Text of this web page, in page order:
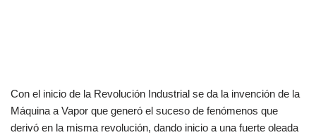
Con el inicio de la Revolución Industrial se da la invención de la
Máquina a Vapor que generó el suceso de fenómenos que
derivó en la misma revolución, dando inicio a una fuerte oleada